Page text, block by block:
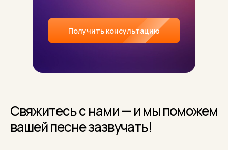
Получить консультацию
Свяжитесь с нами — и мы поможем
вашей песне зазвучать!